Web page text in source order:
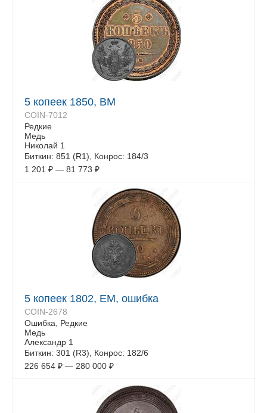
5 копеек 1850, ВМ
COIN-7012
Редкие
Медь
Николай 1
Биткин: 851 (R1), Конрос: 184/3
1 201 ₽ — 81 773 ₽
5 копеек 1802, ЕМ, ошибка
COIN-2678
Ошибка, Редкие
Медь
Александр 1
Биткин: 301 (R3), Конрос: 182/6
226 654 ₽ — 280 000 ₽